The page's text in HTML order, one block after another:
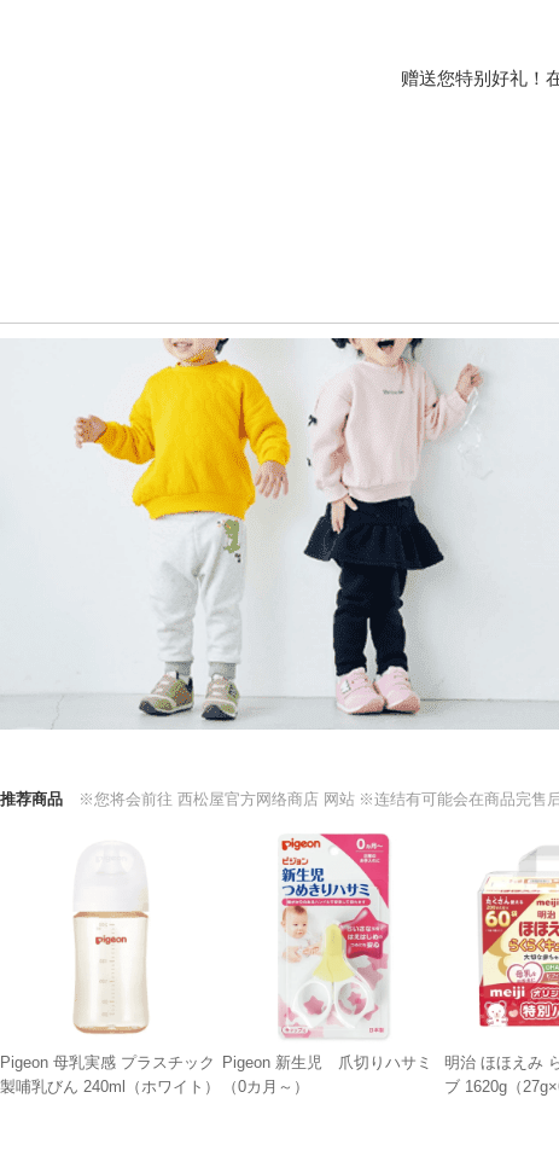
赠送您特别好礼！
推荐商品 ※您将会前往 西松屋官方网络商店 网站 ※连结有可能会在商品完售后
Pigeon 母乳実感 プラスチック
製哺乳びん 240ml（ホワイト）
Pigeon 新生児 爪切りハサミ
（0カ月～）
明治 ほほえみ
ブ 1620g（